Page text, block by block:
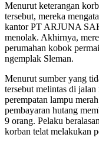
Menurut keterangan
tersebut, mereka
kantor PT ARJUNA
menolak. Akhirnya,
perumahan kobok
ngemplak Sleman.
Menurut sumber yang
tersebut melintas di
perempatan lampu
pembayaran hutang
9 orang. Pelaku
korban telat melakukan